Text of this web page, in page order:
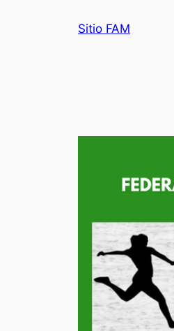
Sitio FAM